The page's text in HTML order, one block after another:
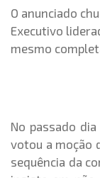
O anunciado
Executivo
mesmo
No passado
votou a moção
sequência da